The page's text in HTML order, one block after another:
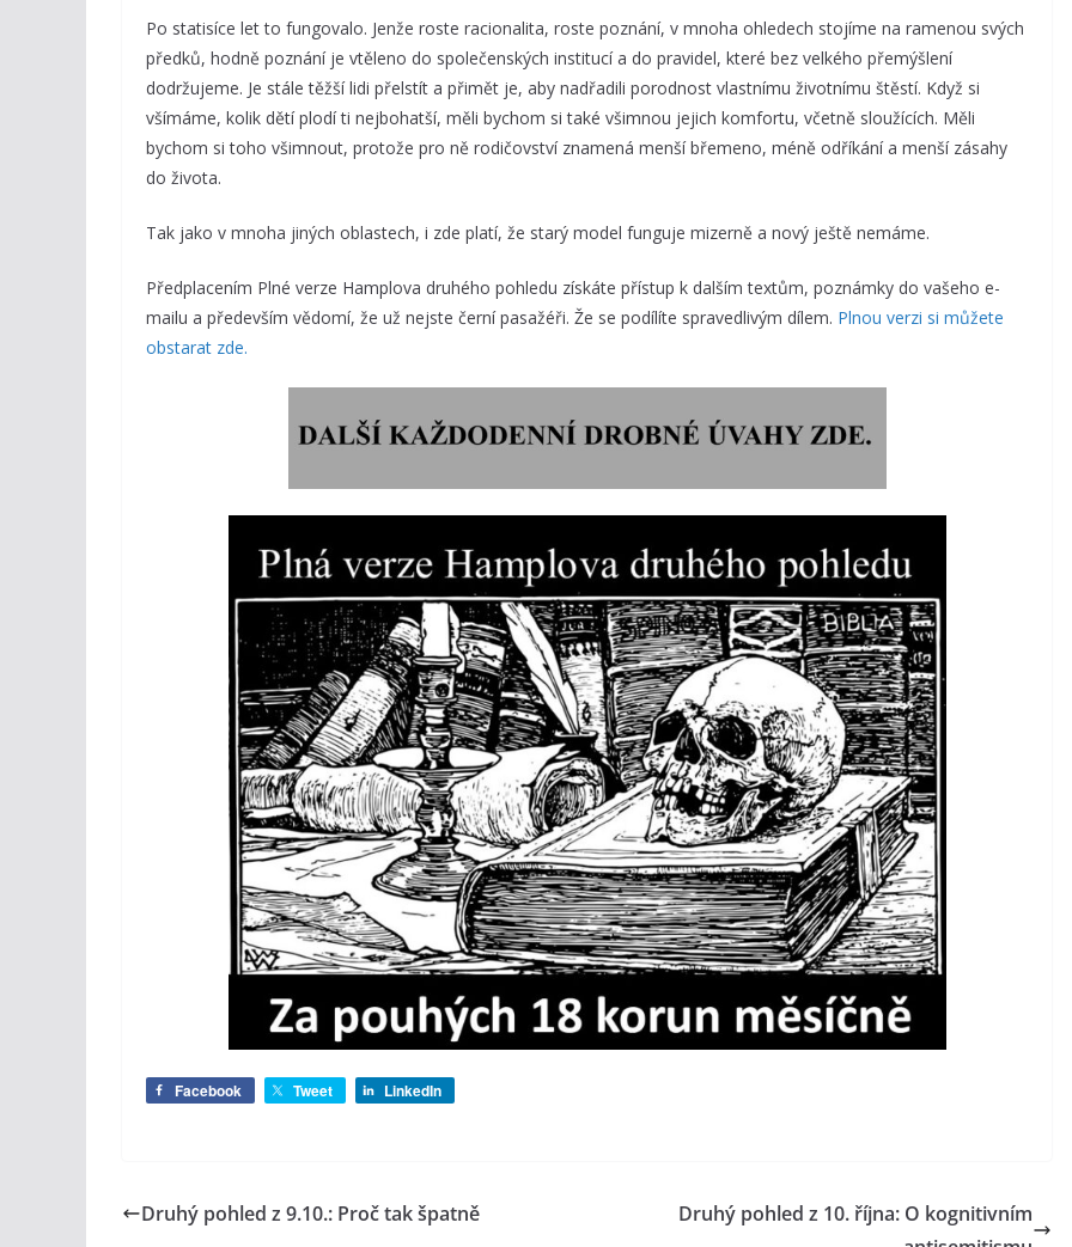
Po statisíce let to fungovalo. Jenže roste racionalita, roste poznání, v mnoha ohledech stojíme na ramenou svých
předků, hodně poznání je vtěleno do společenských institucí a do pravidel, které bez velkého přemýšlení
dodržujeme. Je stále těžší lidi přelstít a přimět je, aby nadřadili porodnost vlastnímu životnímu štěstí. Když si
všímáme, kolik dětí plodí ti nejbohatší, měli bychom si také všimnou jejich komfortu, včetně sloužících. Měli
bychom si toho všimnout, protože pro ně rodičovství znamená menší břemeno, méně odříkání a menší zásahy
do života.
Tak jako v mnoha jiných oblastech, i zde platí, že starý model funguje mizerně a nový ještě nemáme.
Předplacením Plné verze Hamplova druhého pohledu získáte přístup k dalším textům, poznámky do vašeho e-
mailu a především vědomí, že už nejste černí pasažéři. Že se podílíte spravedlivým dílem. Plnou verzi si můžete
obstarat zde.
Facebook Tweet LinkedIn
Druhý pohled z 9.10.: Proč tak špatně
Druhý pohled z 10. října: O kognitivním